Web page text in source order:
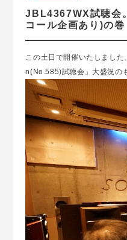
JBL4367WX試聴会
コール企画あり)の巻
この土日で開催いたしまし
n(No.585)試聴会」大盛況の